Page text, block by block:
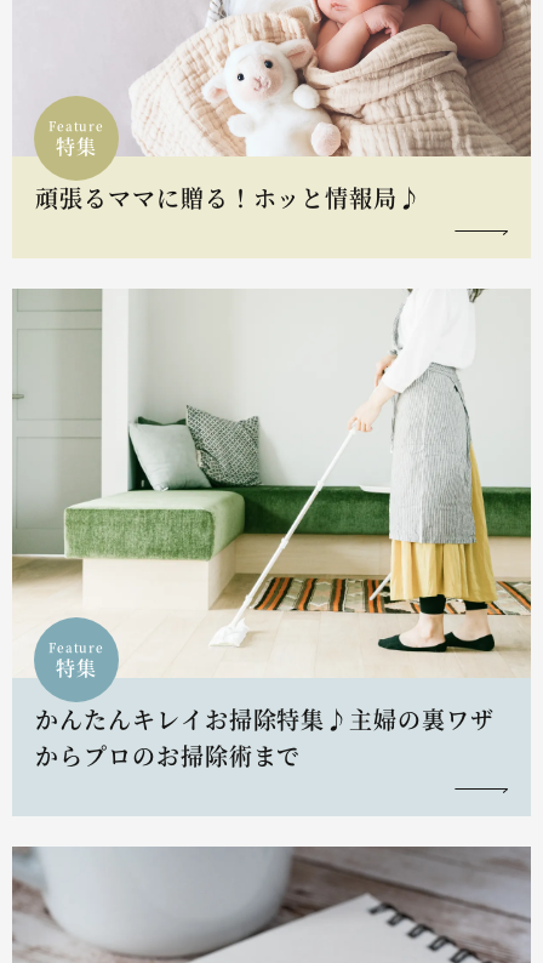
Feature
特集
頑張るママに贈る！ホッと情報局♪
Feature
特集
かんたんキレイお掃除特集♪主婦の裏ワザ
からプロのお掃除術まで